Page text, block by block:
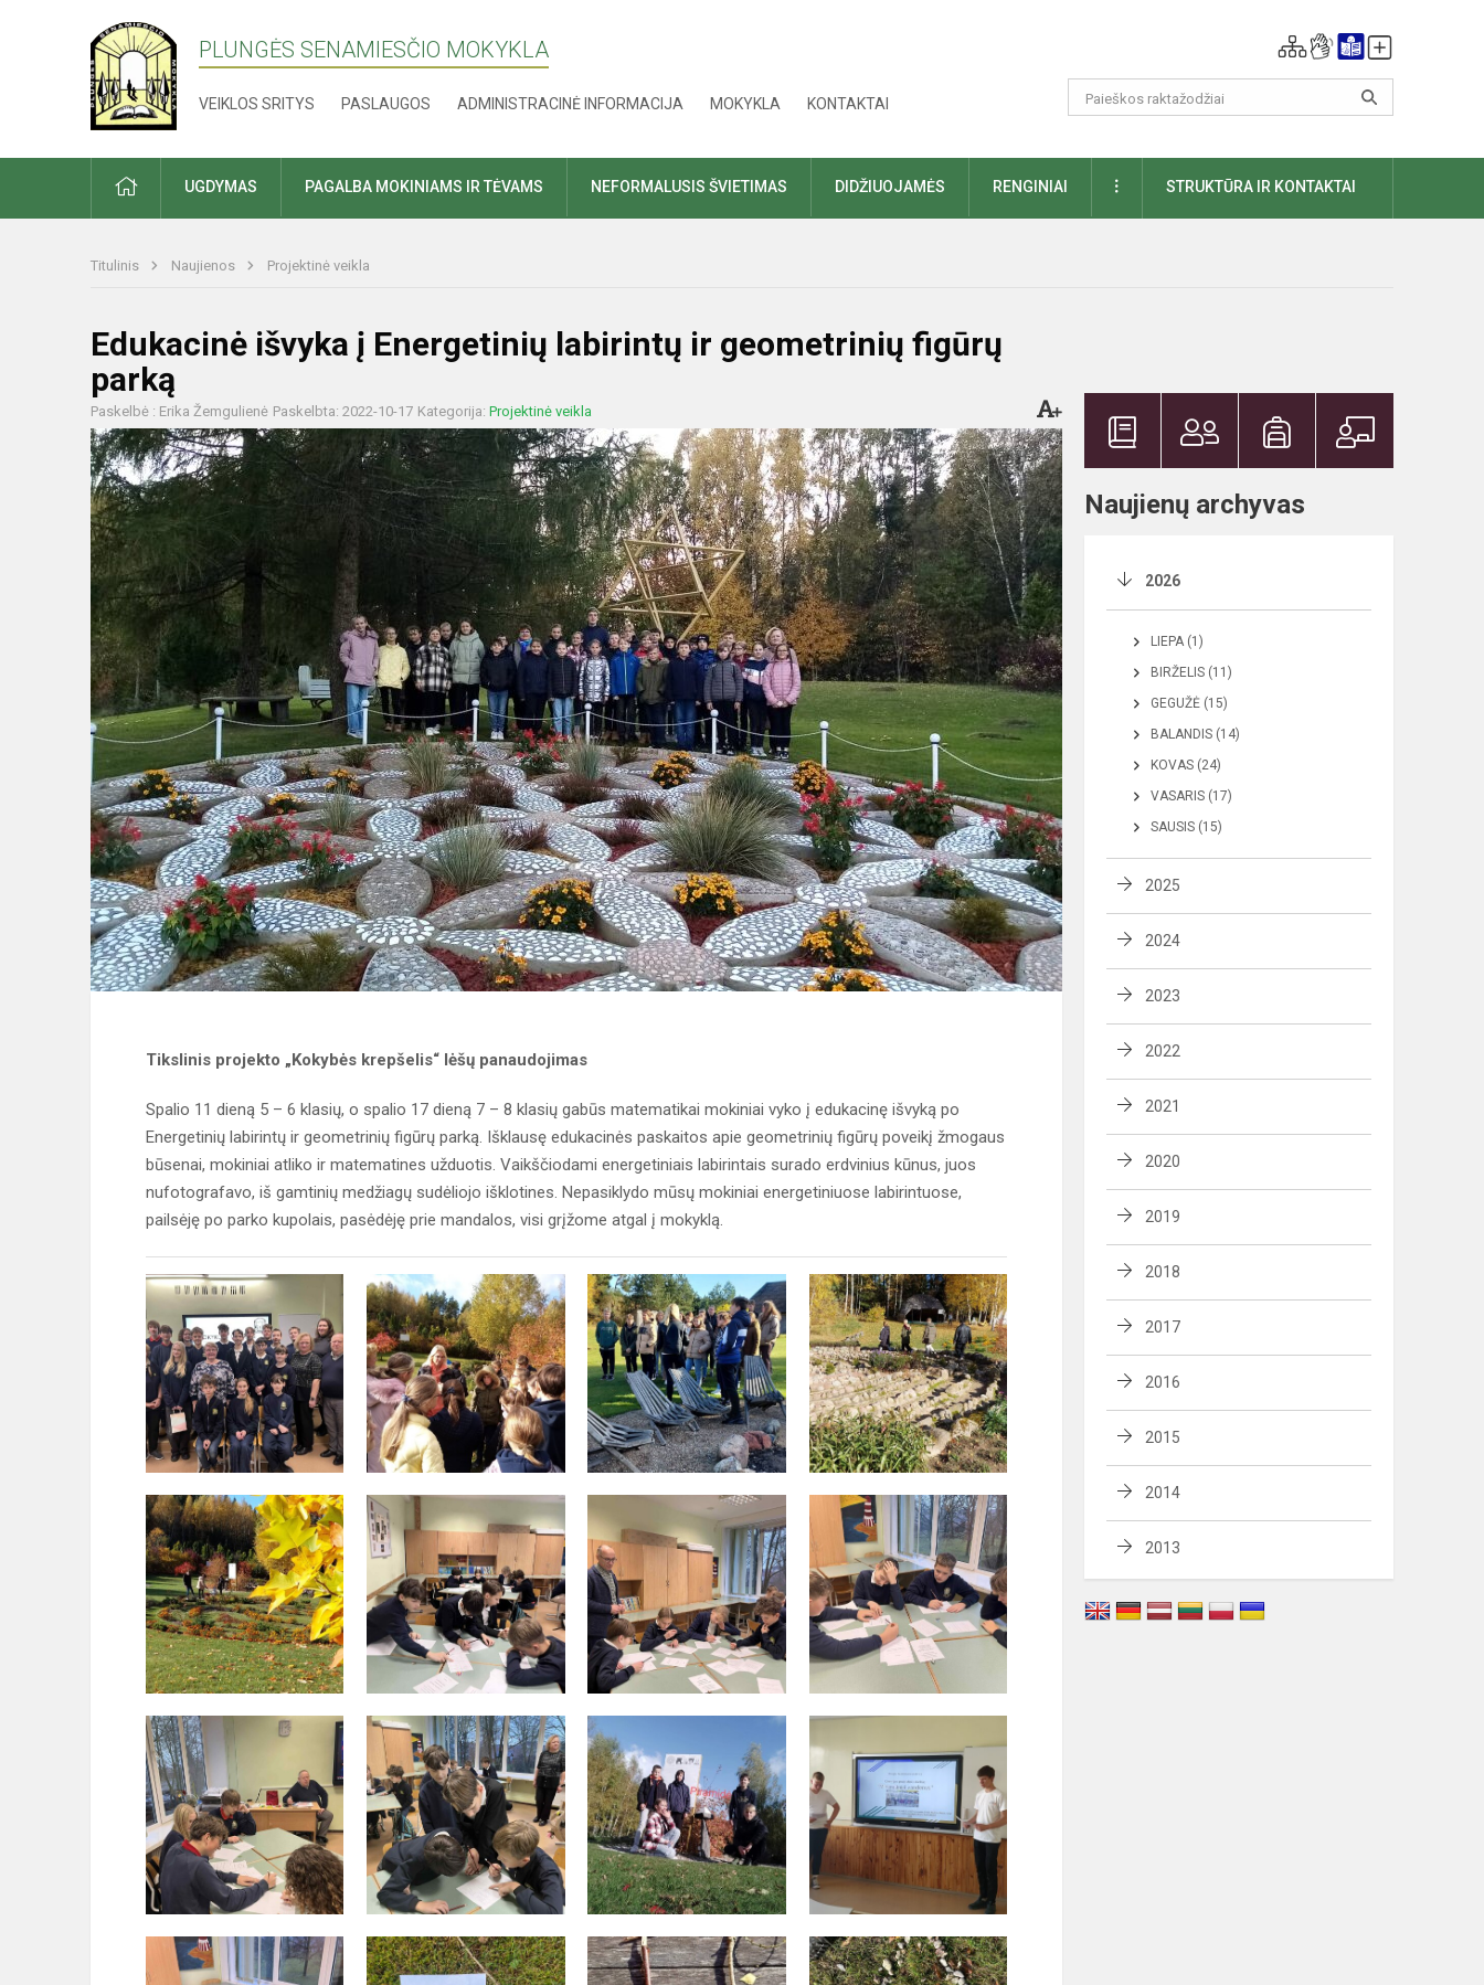
PLUNGĖS SENAMIESČIO MOKYKLA
VEIKLOS SRITYS PASLAUGOS ADMINISTRACINĖ INFORMACIJA MOKYKLA KONTAKTAI
PRADŽIAUGDYMAS PAGALBA MOKINIAMS IR TĖVAMS NEFORMALUSIS ŠVIETIMAS DIDŽIUOJAMĖS RENGINIAI DAUGIAUSTRUKTŪRA IR KONTAKTAI
Titulinis Naujienos Projektinė veikla
Edukacinė išvyka į Energetinių labirintų ir geometrinių figūrų
parką
Paskelbė : Erika Žemgulienė Paskelbta: 2022-10-17 Kategorija: Projektinė veikla
Tikslinis projekto „Kokybės krepšelis“ lėšų panaudojimas
Spalio 11 dieną 5 – 6 klasių, o spalio 17 dieną 7 – 8 klasių gabūs matematikai mokiniai vyko į edukacinę išvyką po
Energetinių labirintų ir geometrinių figūrų parką. Išklausę edukacinės paskaitos apie geometrinių figūrų poveikį žmogaus
būsenai, mokiniai atliko ir matematines užduotis. Vaikščiodami energetiniais labirintais surado erdvinius kūnus, juos
nufotografavo, iš gamtinių medžiagų sudėliojo išklotines. Nepasiklydo mūsų mokiniai energetiniuose labirintuose,
pailsėję po parko kupolais, pasėdėję prie mandalos, visi grįžome atgal į mokyklą.
Naujienų archyvas
2026
LIEPA (1)
BIRŽELIS (11)
GEGUŽĖ (15)
BALANDIS (14)
KOVAS (24)
VASARIS (17)
SAUSIS (15)
2025
2024
2023
2022
2021
2020
2019
2018
2017
2016
2015
2014
2013